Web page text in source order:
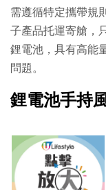
需遵循特定攜帶規
子產品托運寄艙，
鋰電池，具有高能
問題。
鋰電池手持